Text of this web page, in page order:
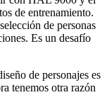
de entrenamiento.
de personas
Es un desafío
de personajes es
tenemos otra razón